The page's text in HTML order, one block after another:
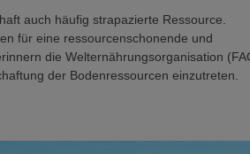
auch häufig strapazierte Ressource.
für eine ressourcenschonende und
die Welternährungsorganisation
der Bodenressourcen einzutreten.